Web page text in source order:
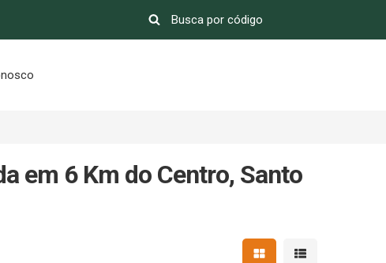
em 6 Km do Centro, Santo
Mostrar resultados em
Mostrar